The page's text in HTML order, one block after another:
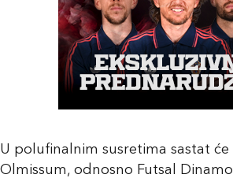
U polufinalnim susretima sastat će
Olmissum, odnosno Futsal